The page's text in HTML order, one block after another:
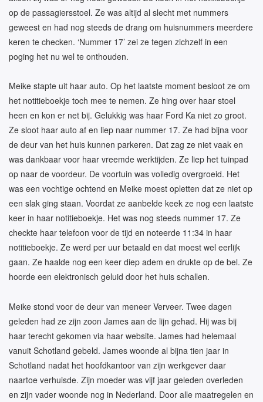
op de passagiersstoel. Ze was altijd al slecht met nummers
geweest en had nog steeds de drang om huisnummers meerdere
keren te checken. ‘Nummer 17’ zei ze tegen zichzelf in een
poging het nu wel te onthouden.
Meike stapte uit haar auto. Op het laatste moment besloot ze om
het notitieboekje toch mee te nemen. Ze hing over haar stoel
heen en kon er net bij. Gelukkig was haar Ford Ka niet zo groot.
Ze sloot haar auto af en liep naar nummer 17. Ze had bijna voor
de deur van het huis kunnen parkeren. Dat zag ze niet vaak en
was dankbaar voor haar vreemde werktijden. Ze liep het tuinpad
op naar de voordeur. De voortuin was volledig overgroeid. Het
was een vochtige ochtend en Meike moest opletten dat ze niet op
een slak ging staan. Voordat ze aanbelde keek ze nog een laatste
keer in haar notitieboekje. Het was nog steeds nummer 17. Ze
checkte haar telefoon voor de tijd en noteerde 11:34 in haar
notitieboekje. Ze werd per uur betaald en dat moest wel eerlijk
gaan. Ze haalde nog een keer diep adem en drukte op de bel. Ze
hoorde een elektronisch geluid door het huis schallen.
Meike stond voor de deur van meneer Verveer. Twee dagen
geleden had ze zijn zoon James aan de lijn gehad. Hij was bij
haar terecht gekomen via haar website. James had helemaal
vanuit Schotland gebeld. James woonde al bijna tien jaar in
Schotland nadat het hoofdkantoor van zijn werkgever daar
naartoe verhuisde. Zijn moeder was vijf jaar geleden overleden
en zijn vader woonde nog in Nederland. Door alle maatregelen en